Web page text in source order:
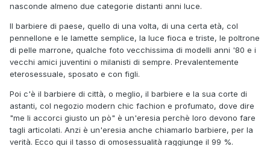
nasconde almeno due categorie distanti anni luce.
Il barbiere di paese, quello di una volta, di una certa età, col
pennellone e le lamette semplice, la luce fioca e triste, le poltrone
di pelle marrone, qualche foto vecchissima di modelli anni '80 e i
vecchi amici juventini o milanisti di sempre. Prevalentemente
eterosessuale, sposato e con figli.
Poi c'è il barbiere di città, o meglio, il barbiere e la sua corte di
astanti, col negozio modern chic fachion e profumato, dove dire
"me li accorci giusto un pò" è un'eresia perchè loro devono fare
tagli articolati. Anzi è un'eresia anche chiamarlo barbiere, per la
verità. Ecco qui il tasso di omosessualità raggiunge il 99 %.